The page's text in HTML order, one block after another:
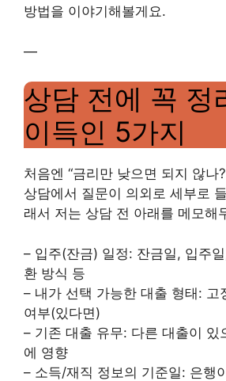
방법을 이야기해볼게요.
—
상담 전에 꼭 정
이득인 5가지
처음엔 “금리만 낮으면 되지 않나
상담에서 질문이 의외로 세부로
래서 저는 상담 전 아래를 메모해
– 입주(잔금) 일정: 잔금일, 입주
환 방식 등
– 내가 선택 가능한 대출 형태: 고
여부(있다면)
– 기존 대출 유무: 다른 대출이 있
에 영향
– 소득/재직 정보의 기준일: 은행